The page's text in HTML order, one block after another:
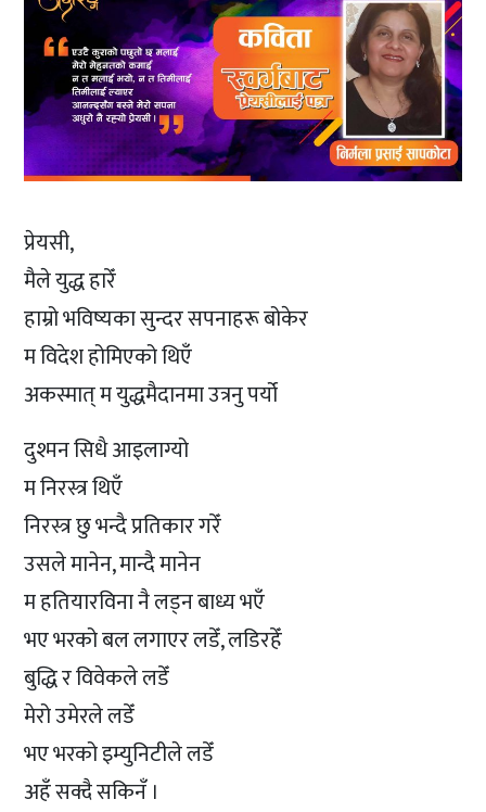
प्रेयसी,
मैले युद्ध हारेँ
हाम्रो भविष्यका सुन्दर सपनाहरू बोकेर
म विदेश होमिएको थिएँ
अकस्मात् म युद्धमैदानमा उत्रनु पर्यो
दुश्मन सिधै आइलाग्यो
म निरस्त्र थिएँ
निरस्त्र छु भन्दै प्रतिकार गरेँ
उसले मानेन, मान्दै मानेन
म हतियारविना नै लड्न बाध्य भएँ
भए भरको बल लगाएर लडेँ, लडिरहेँ
बुद्धि र विवेकले लडेँ
मेरो उमेरले लडेँ
भए भरको इम्युनिटीले लडेँ
अहँ सक्दै सकिनँ ।